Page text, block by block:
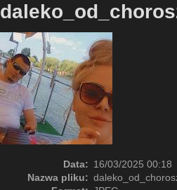
Data: 16/03/2025 00:18
Nazwa pliku: